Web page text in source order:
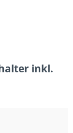
inkl.